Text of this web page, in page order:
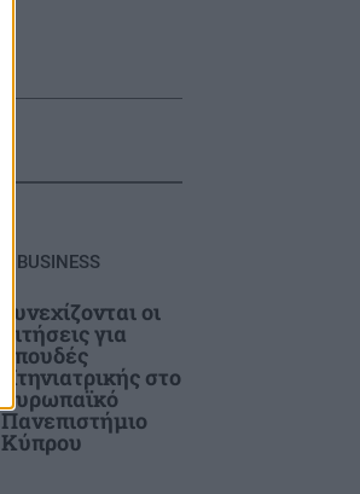
BUSINESS
Συνεχίζονται οι
αιτήσεις για
σπουδές
Κτηνιατρικής στο
Ευρωπαϊκό
Πανεπιστήμιο
Κύπρου